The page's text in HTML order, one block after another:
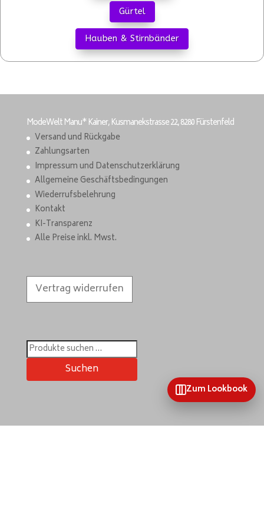
Gürtel
Hauben & Stirnbänder
ModeWelt Manu* Kainer, Kusmanekstrasse 22, 8280 Fürstenfeld
Versand und Rückgabe
Zahlungsarten
Impressum und Datenschutzerklärung
Allgemeine Geschäftsbedingungen
Wiederrufsbelehrung
Kontakt
KI-Transparenz
Alle Preise inkl. Mwst.
Vertrag widerrufen
Suchen
nach:
Suchen
Zum Lookbook